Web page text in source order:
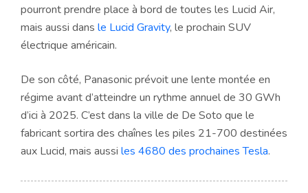
pourront prendre place à bord de toutes les Lucid Air,
mais aussi dans le Lucid Gravity, le prochain SUV
électrique américain.
De son côté, Panasonic prévoit une lente montée en
régime avant d’atteindre un rythme annuel de 30 GWh
d’ici à 2025. C’est dans la ville de De Soto que le
fabricant sortira des chaînes les piles 21-700 destinées
aux Lucid, mais aussi les 4680 des prochaines Tesla.